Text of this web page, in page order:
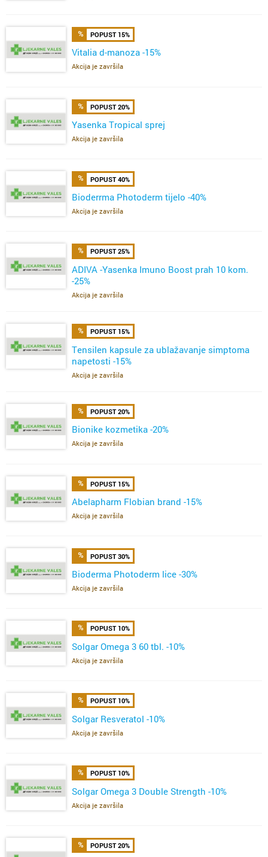
POPUST 15%
Vitalia d-manoza -15%
Akcija je završila
POPUST 20%
Yasenka Tropical sprej
Akcija je završila
POPUST 40%
Bioderrma Photoderm tijelo -40%
Akcija je završila
POPUST 25%
ADIVA -Yasenka Imuno Boost prah 10 kom.
-25%
Akcija je završila
POPUST 15%
Tensilen kapsule za ublažavanje simptoma
napetosti -15%
Akcija je završila
POPUST 20%
Bionike kozmetika -20%
Akcija je završila
POPUST 15%
Abelapharm Flobian brand -15%
Akcija je završila
POPUST 30%
Bioderma Photoderm lice -30%
Akcija je završila
POPUST 10%
Solgar Omega 3 60 tbl. -10%
Akcija je završila
POPUST 10%
Solgar Resveratol -10%
Akcija je završila
POPUST 10%
Solgar Omega 3 Double Strength -10%
Akcija je završila
POPUST 20%